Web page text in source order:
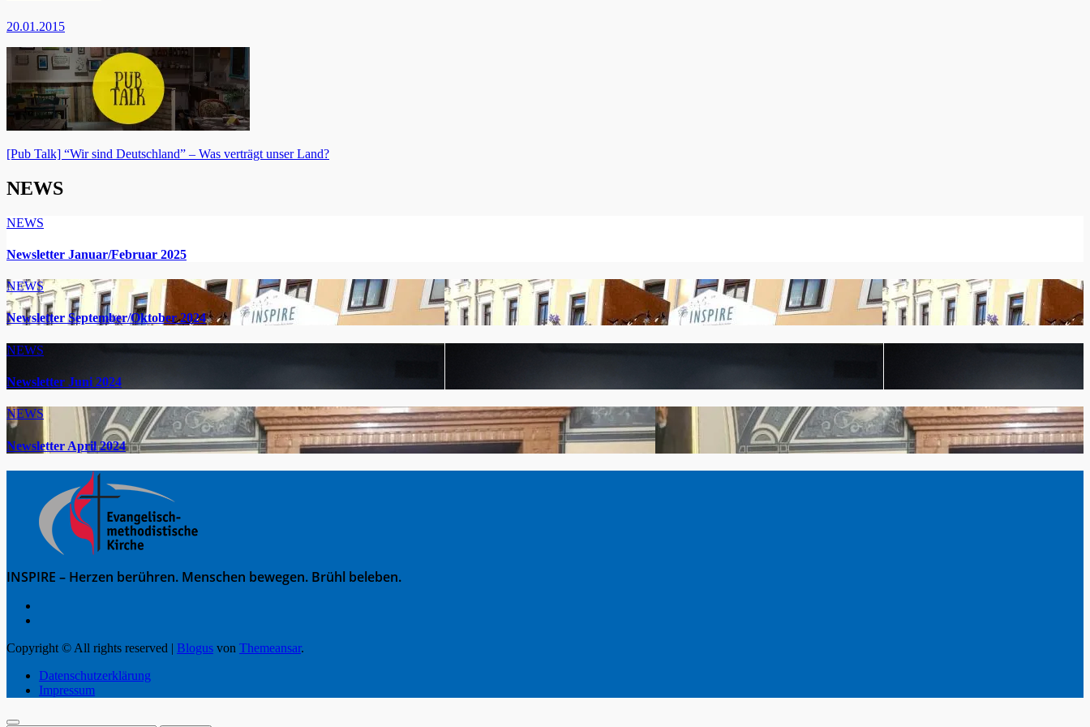
20.01.2015
Beitragsnavigation
[Pub Talk] “Wir sind Deutschland” – Was verträgt unser Land?
NEWS
NEWS
Newsletter Januar/Februar 2025
NEWS
Newsletter September/Oktober 2024
NEWS
Newsletter Juni 2024
NEWS
Newsletter April 2024
INSPIRE – Herzen berühren. Menschen bewegen. Brühl beleben.
Copyright © All rights reserved | Blogus von Themeansar.
Datenschutzerklärung
Impressum